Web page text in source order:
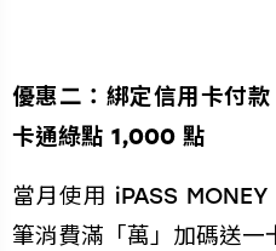
優惠二：綁定信用卡付
卡通綠點 1,000 點
當月使用 iPASS
筆消費滿「萬」加碼送